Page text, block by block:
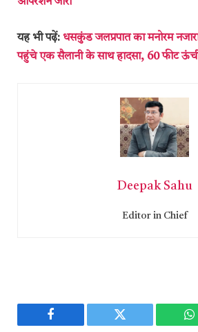
यह भी पढ़ें: धसकुंड जलप्रपात का मनोरम
पहुंचे एक सैलानी के साथ हादसा, 60 फीट ऊंची
Deepak Sahu
Editor in Chief
Facebook Twitter